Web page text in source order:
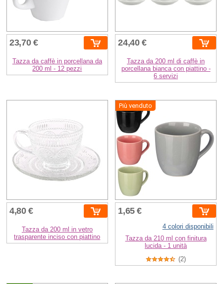
23,70 €
Tazza da caffè in porcellana da
200 ml - 12 pezzi
24,40 €
Tazza da 200 ml di caffè in
porcellana bianca con piattino -
6 servizi
4,80 €
Tazza da 200 ml in vetro
trasparente inciso con piattino
Più venduto
1,65 €
4 colori disponibili
Tazza da 210 ml con finitura
lucida - 1 unità
(2)